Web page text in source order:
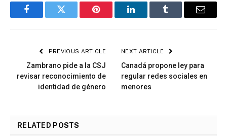
FacebookTwitter Pinterest LinkedInTumblr Email
PREVIOUS ARTICLE
Zambrano pide a la CSJ
revisar reconocimiento de
identidad de género
NEXT ARTICLE
Canadá propone ley para
regular redes sociales en
menores
RELATED POSTS